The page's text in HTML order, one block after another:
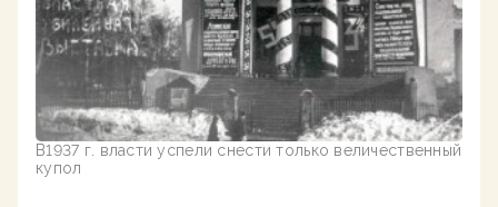
В1937 г. власти успели снести только величественный
купол